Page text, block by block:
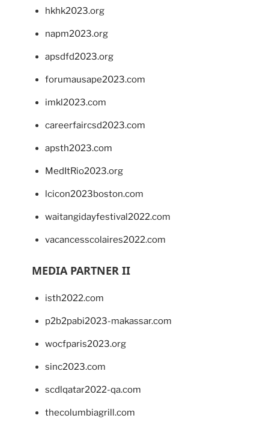
hkhk2023.org
napm2023.org
apsdfd2023.org
forumausape2023.com
imkl2023.com
careerfaircsd2023.com
apsth2023.com
MedItRio2023.org
lcicon2023boston.com
waitangidayfestival2022.com
vacancesscolaires2022.com
MEDIA PARTNER II
isth2022.com
p2b2pabi2023-makassar.com
wocfparis2023.org
sinc2023.com
scdlqatar2022-qa.com
thecolumbiagrill.com